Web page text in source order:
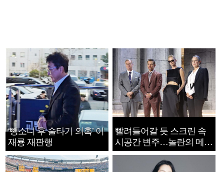
‘뺑소니 후 술타기 의혹’ 이
재룡 재판행
빨려들어갈 듯 스크린 속
시공간 변주…놀란의 메시
지는 ‘전쟁 속죄’